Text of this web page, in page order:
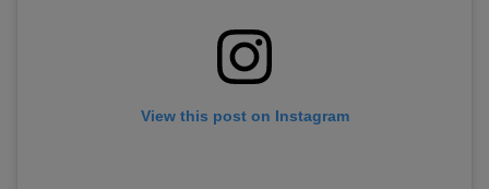
View this post on Instagram